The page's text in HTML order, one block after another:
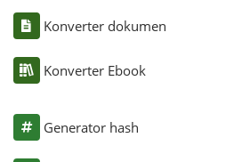
Konverter dokumen
Konverter Ebook
Generator hash